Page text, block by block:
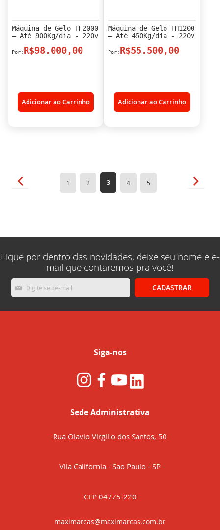
Máquina de Gelo TH2000
– Até 900Kg/dia - 220v
R$98.000,00
Adicionar ao Carrinho
Máquina de Gelo TH1200
– Até 450Kg/dia - 220v
R$55.500,00
Adicionar ao Carrinho
Página
Página
1 Página
2
Você
3 Página
4 Página
5
Fique por dentro das novidades, deixe seu nome e e-
mail que contaremos pra você!
Inscreva-
se
nossa
CADASTRAR
Siga-nos
Sede Administrativa
Rua Olavio Virgilio dos Santos, 50
Vila California - Sao Paulo - SP
CEP 04775-220
maximarcas@maximarcas.com.br